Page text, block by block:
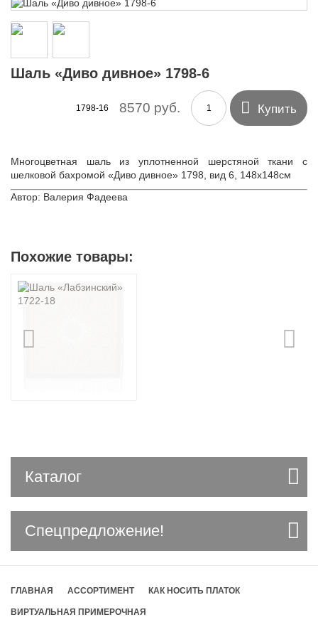
Шаль «Диво дивное» 1798-6
1798-16 8570 руб.  Купить
Многоцветная шаль из уплотненной шерстяной ткани с
шелковой бахромой «Диво дивное» 1798, вид 6, 148х148см
Автор: Валерия Фадеева
Похожие товары:
Каталог
Спецпредложение!
ГЛАВНАЯ АССОРТИМЕНТ КАК НОСИТЬ ПЛАТОК
ВИРТУАЛЬНАЯ ПРИМЕРОЧНАЯ